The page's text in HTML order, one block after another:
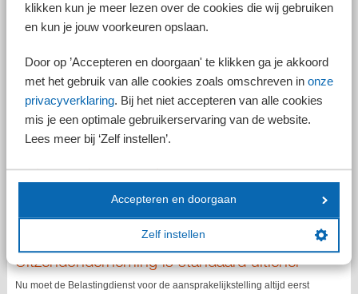
klikken kun je meer lezen over de cookies die wij gebruiken
en kun je jouw voorkeuren opslaan.
Door op ’Accepteren en doorgaan' te klikken ga je akkoord
met het gebruik van alle cookies zoals omschreven in onze
privacyverklaring. Bij het niet accepteren van alle cookies
mis je een optimale gebruikerservaring van de website.
Lees meer bij ‘Zelf instellen’.
Accepteren en doorgaan
Zelf instellen
Deze nieuwe aansprakelijkstelling is alleen mogelijk
voor de belastingjaren vanaf 2027. Treedt de Wtta later
dan op 1 januari 2027 in werking, dan is de nieuwe
aansprakelijkstelling pas mogelijk voor
belastingtijdvakken van inwerkingtreding van de Wtta.
aansprakelijkheidsschuld
De inlener en doorlener mogen straks nog wel tegenbewijs leveren over
de werkelijke omvang van de aansprakelijkheidsschuld, bijvoorbeeld op
basis van stukken uit de eigen administratie.
Uitzendonderneming is standaard uitlener
Nu moet de Belastingdienst voor de aansprakelijkstelling altijd eerst